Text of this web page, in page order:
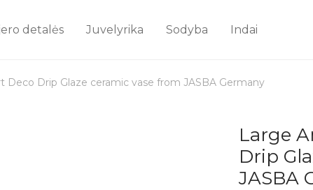
detalės Juvelyrika Sodyba Indai
Deco Drip Glaze ceramic vase from JASBA Germany
Large
Drip
JASBA